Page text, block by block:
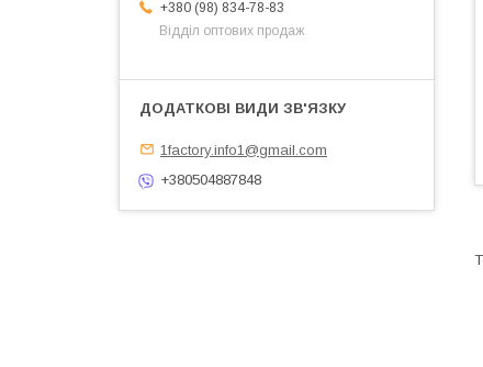
+380 (98) 834-78-83
Відділ оптових продаж
1factory.info1@gmail.com
+380504887848